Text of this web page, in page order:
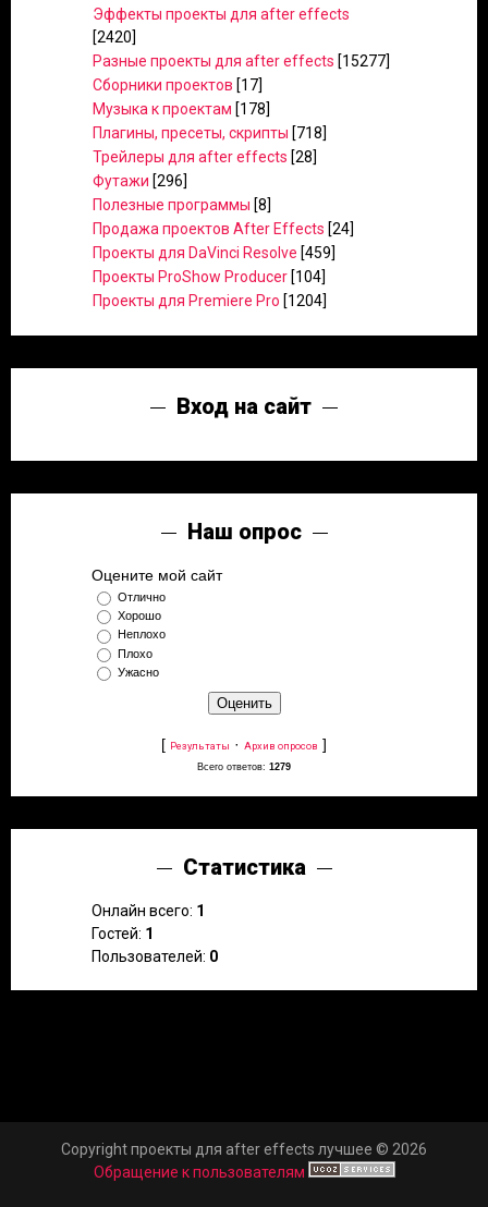
Эффекты проекты для after effects
[2420]
Разные проекты для after effects [15277]
Сборники проектов [17]
Музыка к проектам [178]
Плагины, пресеты, скрипты [718]
Трейлеры для after effects [28]
Футажи [296]
Полезные программы [8]
Продажа проектов After Effects [24]
Проекты для DaVinci Resolve [459]
Проекты ProShow Producer [104]
Проекты для Premiere Pro [1204]
Вход на сайт
Наш опрос
Оцените мой сайт
Отлично
Хорошо
Неплохо
Плохо
Ужасно
[ Результаты · Архив опросов ]
Всего ответов: 1279
Статистика
Онлайн всего: 1
Гостей: 1
Пользователей: 0
Copyright проекты для after effects лучшее © 2026
Обращение к пользователям